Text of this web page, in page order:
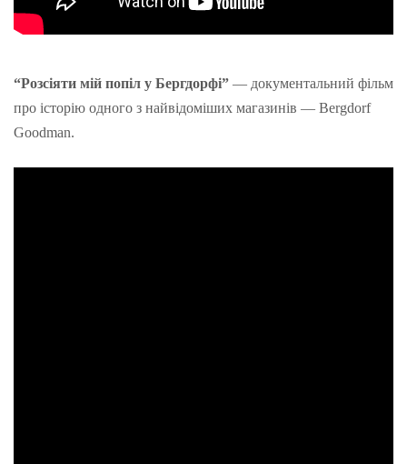
“Розсіяти мій попіл у Бергдорфі” — документальний фільм
про історію одного з найвідоміших магазинів — Bergdorf
Goodman.